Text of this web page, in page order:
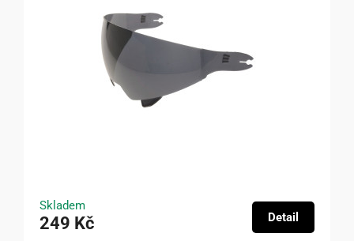
Skladem
249 Kč Detail